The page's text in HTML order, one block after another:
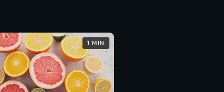
1 MIN